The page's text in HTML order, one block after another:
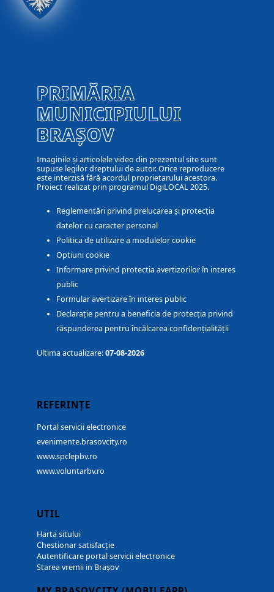
PRIMĂRIA
MUNICIPIULUI
BRAȘOV
Imaginile și articolele video din prezentul site sunt
supuse legilor dreptului de autor. Orice reproducere
este interzisă fără acordul proprietarului acestora.
Proiect realizat prin programul DigiLOCAL 2025.
Reglementări privind prelucarea și protecția
datelor cu caracter personal
Politica de utilizare a modulelor cookie
Optiuni cookie
Informare privind protectia avertizorilor în interes
public
Formular avertizare în interes public
Declarație pentru a beneficia de protecția privind
răspunderea pentru încălcarea confidențialității
Ultima actualizare:07-08-2026
REFERINȚE
Portal servicii electronice
evenimente.brasovcity.ro
www.spclepbv.ro
www.voluntarbv.ro
UTIL
Harta sitului
Chestionar satisfacție
Autentificare portal servicii electronice
Starea vremii in Brașov